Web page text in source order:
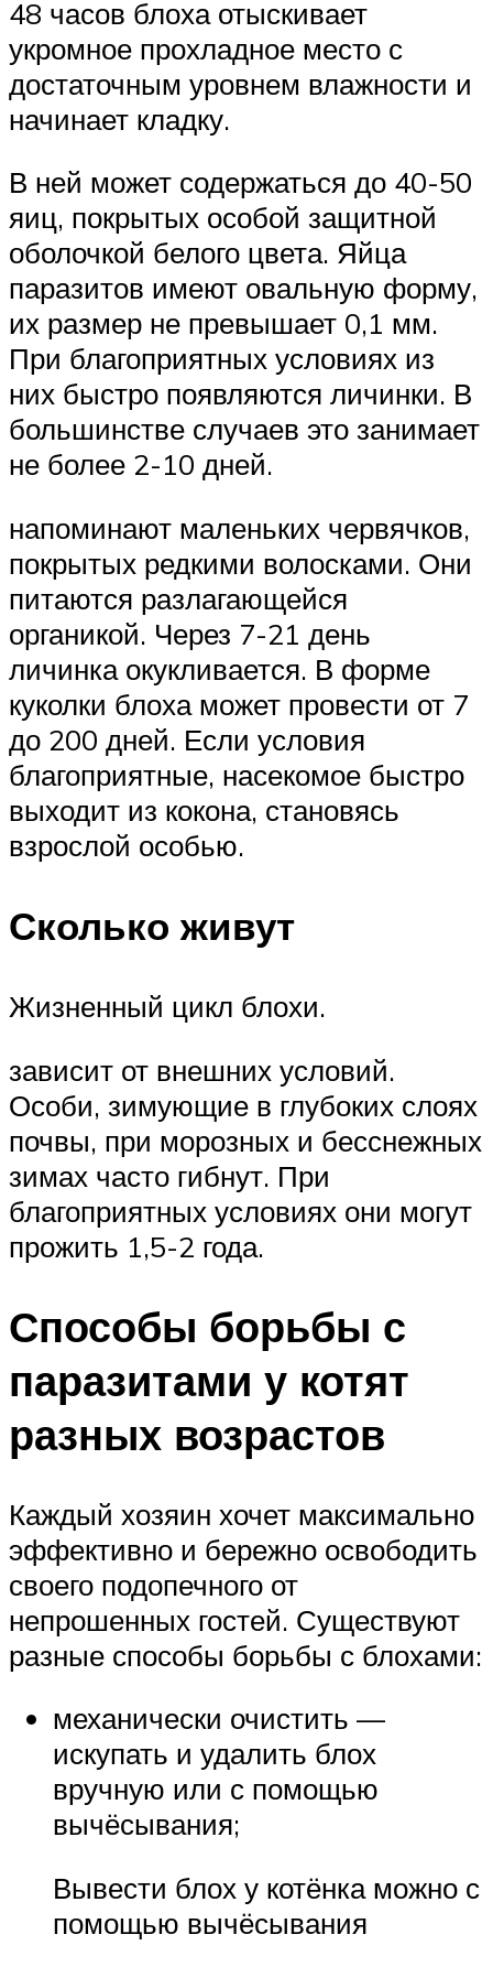
48 часов блоха отыскивает
укромное прохладное место с
достаточным уровнем влажности и
начинает кладку.
В ней может содержаться до 40-50
яиц, покрытых особой защитной
оболочкой белого цвета. Яйца
паразитов имеют овальную форму,
их размер не превышает 0,1 мм.
При благоприятных условиях из
них быстро появляются личинки. В
большинстве случаев это занимает
не более 2-10 дней.
напоминают маленьких червячков,
покрытых редкими волосками. Они
питаются разлагающейся
органикой. Через 7-21 день
личинка окукливается. В форме
куколки блоха может провести от 7
до 200 дней. Если условия
благоприятные, насекомое быстро
выходит из кокона, становясь
взрослой особью.
Сколько живут
Жизненный цикл блохи.
зависит от внешних условий.
Особи, зимующие в глубоких слоях
почвы, при морозных и бесснежных
зимах часто гибнут. При
благоприятных условиях они могут
прожить 1,5-2 года.
Способы борьбы с
паразитами у котят
разных возрастов
Каждый хозяин хочет максимально
эффективно и бережно освободить
своего подопечного от
непрошенных гостей. Существуют
разные способы борьбы с блохами:
механически очистить —
искупать и удалить блох
вручную или с помощью
вычёсывания;
Вывести блох у котёнка можно с
помощью вычёсывания